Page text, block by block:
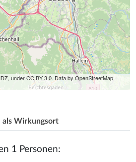
under CC BY 3.0. Data by OpenStreetMap,
als Wirkungsort
1 Personen: